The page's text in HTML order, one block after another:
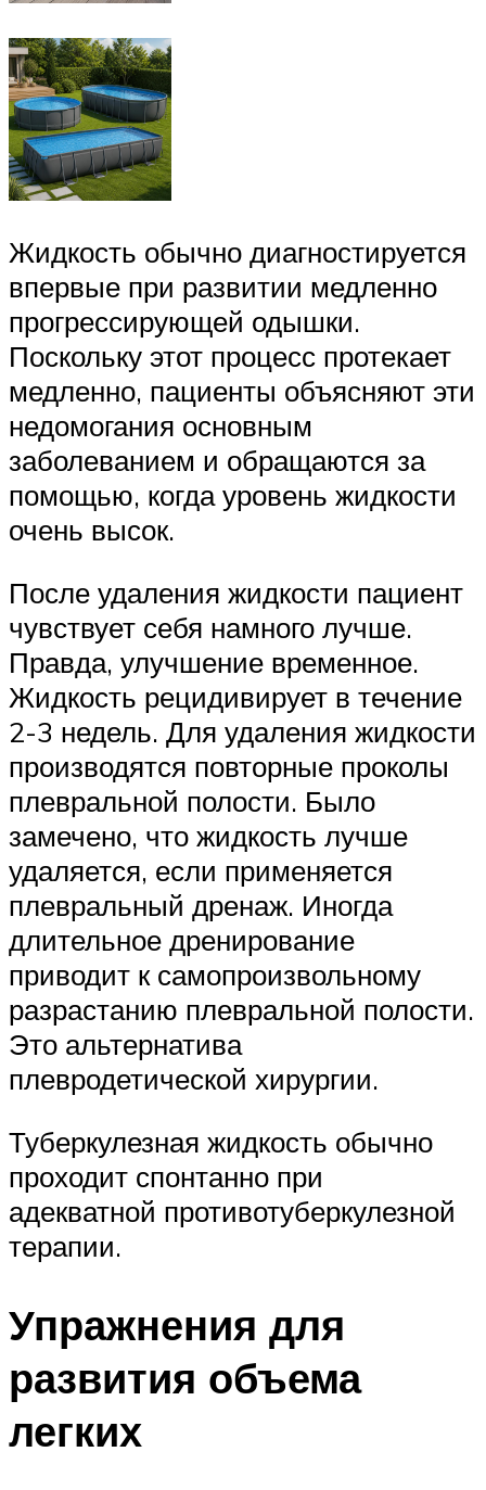
Жидкость обычно диагностируется
впервые при развитии медленно
прогрессирующей одышки.
Поскольку этот процесс протекает
медленно, пациенты объясняют эти
недомогания основным
заболеванием и обращаются за
помощью, когда уровень жидкости
очень высок.
После удаления жидкости пациент
чувствует себя намного лучше.
Правда, улучшение временное.
Жидкость рецидивирует в течение
2-3 недель. Для удаления жидкости
производятся повторные проколы
плевральной полости. Было
замечено, что жидкость лучше
удаляется, если применяется
плевральный дренаж. Иногда
длительное дренирование
приводит к самопроизвольному
разрастанию плевральной полости.
Это альтернатива
плевродетической хирургии.
Туберкулезная жидкость обычно
проходит спонтанно при
адекватной противотуберкулезной
терапии.
Упражнения для
развития объема
легких